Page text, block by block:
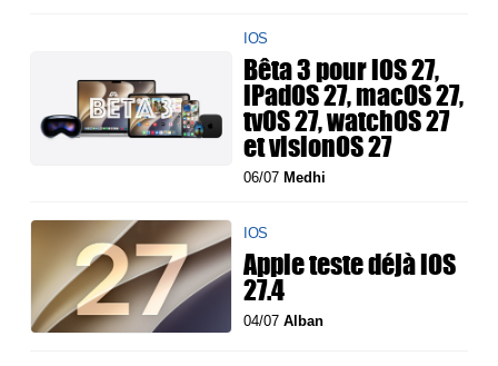
IOS
Bêta 3 pour iOS 27,
iPadOS 27, macOS 27,
tvOS 27, watchOS 27
et visionOS 27
06/07 Medhi
IOS
Apple teste déjà iOS
27.4
04/07Alban